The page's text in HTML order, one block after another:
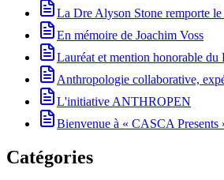
La Dre Alyson Stone remporte
En mémoire de Joachim Voss
Lauréat et mention honorable
Anthropologie collaborative,
L'initiative ANTHROPEN
Bienvenue à « CASCA Presents
Catégories